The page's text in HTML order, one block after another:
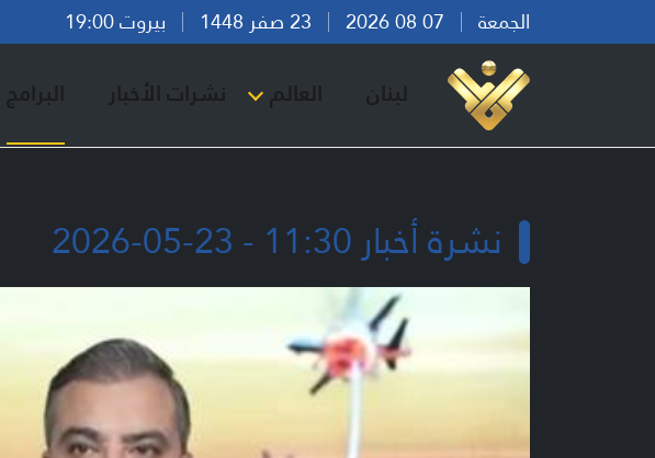
الجمعة بيروت 19:00
لبنان العالم نشرات الأخبار البرامج
نشرة أخبار 11:30 - 23-05-2026